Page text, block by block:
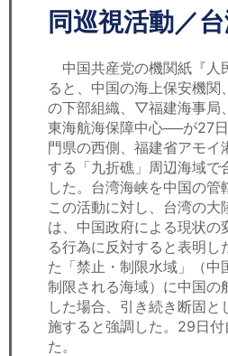
セミナー
経済ニュース
労務顧問
ＩＴ
飲食店情報
同巡視活動／
中国共産党の機関紙『人
ると、中国の海上保安機関
の下部組織、▽福建海事
東海航海保障中心──が27
門県の西側、福建省アモイ
する「九折礁」周辺海域で
した。台湾海峡を中国の管
この活動に対し、台湾の大
は、中国政府による現状の
る行為に反対すると表明し
た「禁止・制限水域」（中
制限される海域）に中国の
した場合、引き続き断固と
施すると強調した。29日
た。